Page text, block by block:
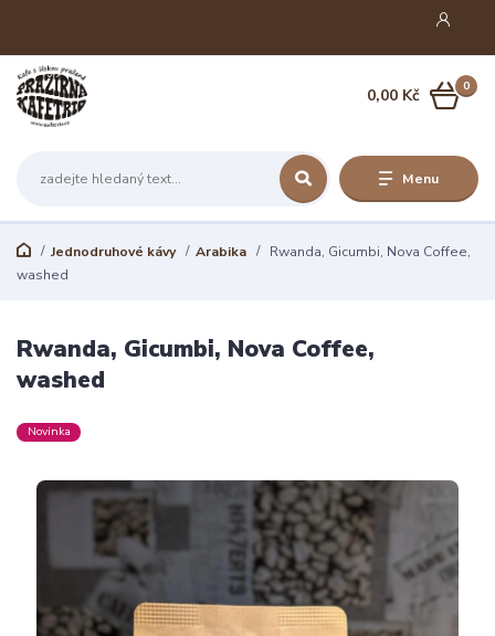
Menu
0
0,00 Kč
Jednodruhové kávy Arabika
Rwanda, Gicumbi, Nova Coffee,
washed
Rwanda, Gicumbi, Nova Coffee,
washed
Novinka